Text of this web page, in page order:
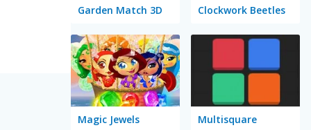
Garden Match 3D Clockwork Beetles
Magic Jewels Multisquare